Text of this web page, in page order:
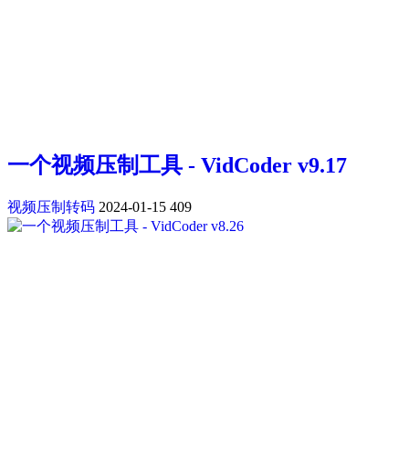
一个视频压制工具 - VidCoder v9.17
视频压制转码 2024-01-15 409